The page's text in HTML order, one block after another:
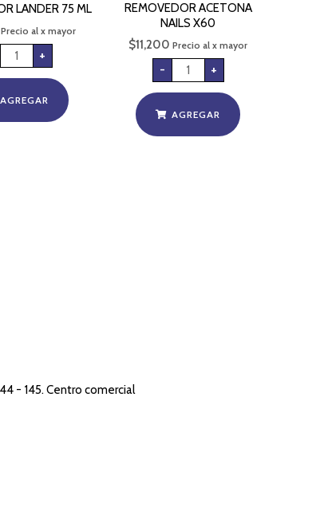
LANDER 75 ML
Precio al x mayor
+
AGREGAR
REMOVEDOR ACETONA
NAILS X60
$11,200 Precio al x mayor
- +
AGREGAR
- 145. Centro comercial